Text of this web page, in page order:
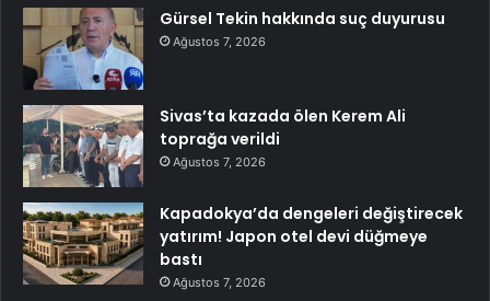
Gürsel Tekin hakkında suç duyurusu
Ağustos 7, 2026
Sivas’ta kazada ölen Kerem Ali
toprağa verildi
Ağustos 7, 2026
Kapadokya’da dengeleri değiştirecek
yatırım! Japon otel devi düğmeye
bastı
Ağustos 7, 2026